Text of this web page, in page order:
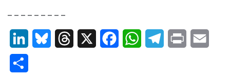
– – – – – – – – –
LinkedInBluesky Threads FacebookWhatsAppTelegram
Print